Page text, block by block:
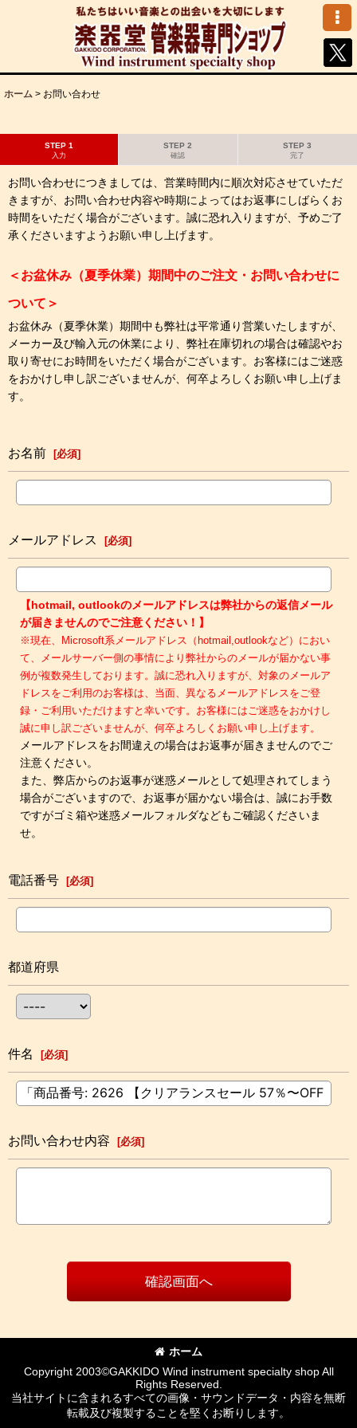
ホーム > お問い合わせ
STEP 1
入力
STEP 2
確認
STEP 3
完了
お問い合わせにつきましては、営業時間内に順次対応させていただ
きますが、お問い合わせ内容や時期によってはお返事にしばらくお
時間をいただく場合がございます。誠に恐れ入りますが、予めご了
承くださいますようお願い申し上げます。
＜お盆休み（夏季休業）期間中のご注文・お問い合わせに
ついて＞
お盆休み（夏季休業）期間中も弊社は平常通り営業いたしますが、
メーカー及び輸入元の休業により、弊社在庫切れの場合は確認やお
取り寄せにお時間をいただく場合がございます。お客様にはご迷惑
をおかけし申し訳ございませんが、何卒よろしくお願い申し上げま
す。
お名前 [必須]
メールアドレス [必須]
【hotmail, outlookのメールアドレスは弊社からの返信メール
が届きませんのでご注意ください！】
※現在、Microsoft系メールアドレス（hotmail,outlookなど）におい
て、メールサーバー側の事情により弊社からのメールが届かない事
例が複数発生しております。誠に恐れ入りますが、対象のメールア
ドレスをご利用のお客様は、当面、異なるメールアドレスをご登
録・ご利用いただけますと幸いです。お客様にはご迷惑をおかけし
誠に申し訳ございませんが、何卒よろしくお願い申し上げます。
メールアドレスをお間違えの場合はお返事が届きませんのでご
注意ください。
また、弊店からのお返事が迷惑メールとして処理されてしまう
場合がございますので、お返事が届かない場合は、誠にお手数
ですがゴミ箱や迷惑メールフォルダなどもご確認くださいま
せ。
電話番号 [必須]
都道府県
件名 [必須]
お問い合わせ内容 [必須]
確認画面へ
ホーム
Copyright 2003©GAKKIDO Wind instrument specialty shop All
Rights Reserved.
当社サイトに含まれるすべての画像・サウンドデータ・内容を無断
転載及び複製することを堅くお断りします。